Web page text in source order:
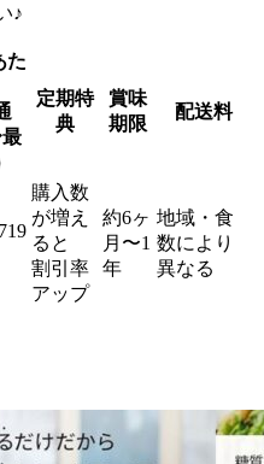
♪
た
定期特
典
賞味
期限
配送料
購入数
が増え
ると
割引率
アップ
約6ヶ
月〜1
年
地域・食
数により
異なる